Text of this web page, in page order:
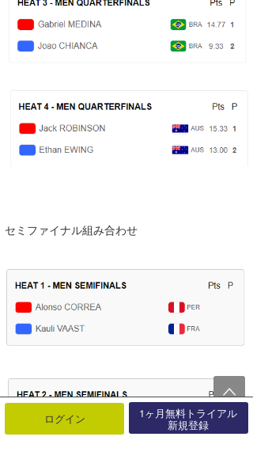
セミファイナル組み合わせ
ログイン 1ヶ月無料トライアル
新規登録